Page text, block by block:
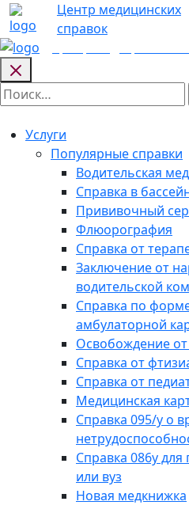
Skip
to
content
Центр медицинских
справок
Найти:
Услуги
Популярные справки
Водительская
Справка в
Прививочный
Флюорография
Справка от
Заключение от
водительской
Справка по
амбулаторной
Освобождение
Справка от
Справка от
Медицинская
Справка 095/у о
Справка 086у
или вуз
Новая медкнижка